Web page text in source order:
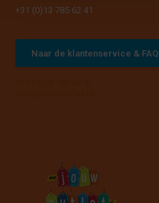
+31 (0)13 785 62 41
Naar de klantenservice & FAQ